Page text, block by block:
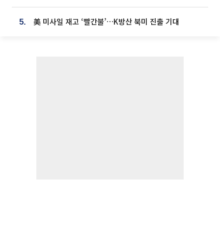
5. 美 미사일 재고 ‘빨간불’…K방산 북미 진출 기대